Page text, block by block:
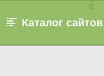
Каталог сайтов